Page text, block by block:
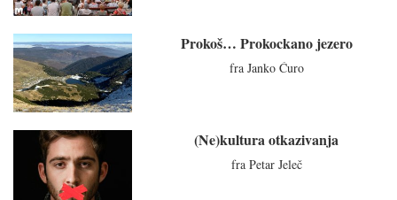
Prokoš… Prokockano jezero
fra Janko Ćuro
(Ne)kultura otkazivanja
fra Petar Jeleč